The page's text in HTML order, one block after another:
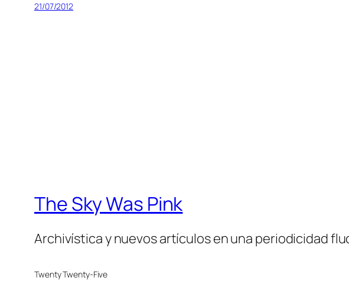
21/07/2012
The Sky Was Pink
Archivística y nuevos artículos en una periodicidad
Twenty Twenty-Five